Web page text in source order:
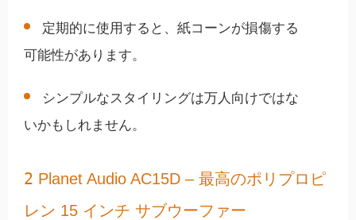
定期的に使用すると、紙コーンが損傷する
可能性があります。
シンプルなスタイリングは万人向けではな
いかもしれません。
2 Planet Audio AC15D – 最高のポリプロピ
レン 15 インチ サブウーファー